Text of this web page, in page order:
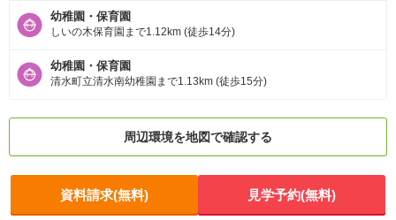
幼稚園・保育園
しいの木保育園まで1.12km (徒歩14分)
幼稚園・保育園
清水町立清水南幼稚園まで1.13km (徒歩15分)
周辺環境を地図で確認する
資料請求(無料) 見学予約(無料)